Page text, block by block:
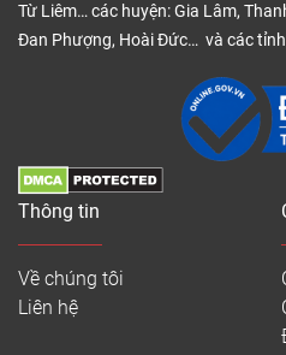
Từ Liêm… các huyện: Gia Lâm,
Đan Phượng, Hoài Đức… và các tỉnh
Thông tin
Về chúng tôi
Liên hệ